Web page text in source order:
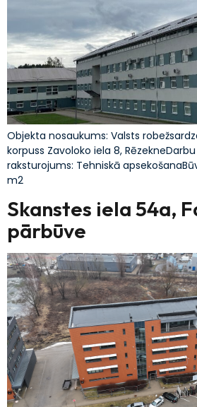
Objekta nosaukums: Valsts
korpuss Zavoloko iela 8, RēzekneDarbu
raksturojums: Tehniskā
m2
Skanstes iela 54a,
pārbūve